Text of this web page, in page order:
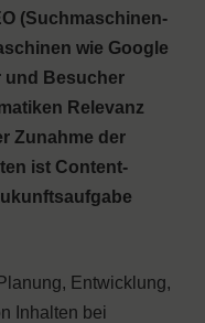
(Suchmaschinen-
wie Google
und Besucher
Relevanz
Zunahme der
ist Content-
Entwicklung,
Inhalten bei